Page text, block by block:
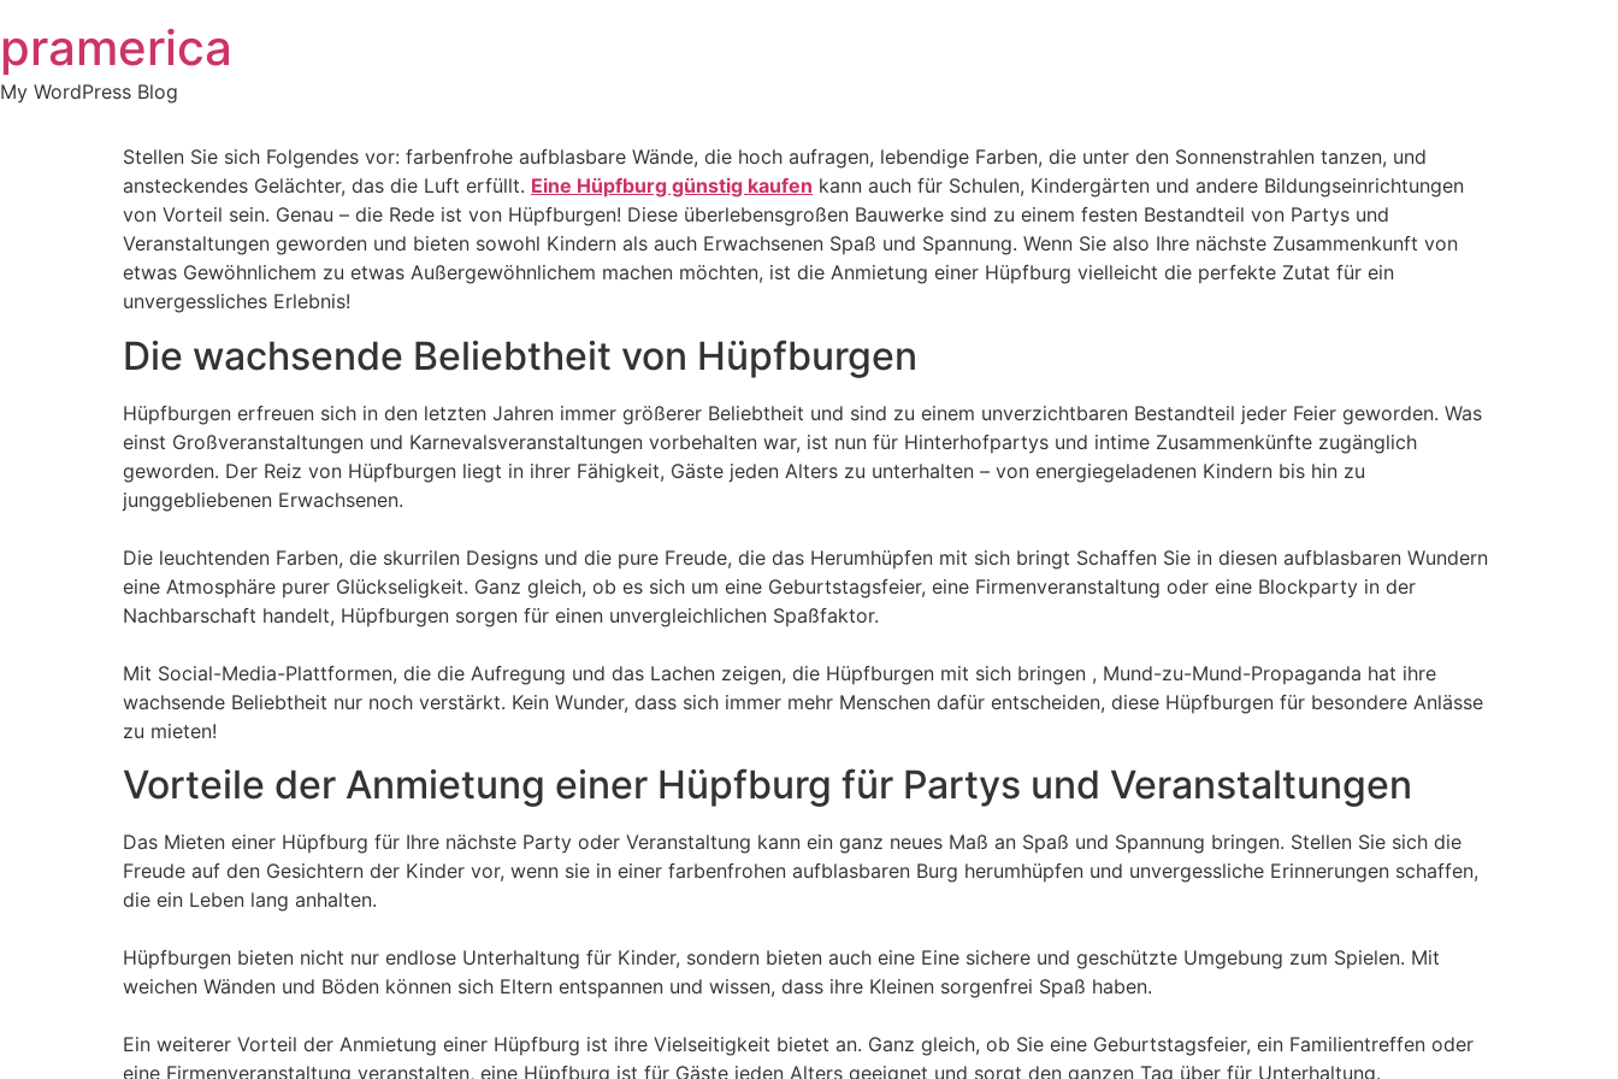
to
content
pramerica
My WordPress Blog
Stellen Sie sich Folgendes vor: farbenfrohe aufblasbare Wände, die hoch aufragen, lebendige Farben, die unter den Sonnenstrahlen tanzen, und
ansteckendes Gelächter, das die Luft erfüllt. Eine Hüpfburg günstig kaufen kann auch für Schulen, Kindergärten und andere Bildungseinrichtungen
von Vorteil sein. Genau – die Rede ist von Hüpfburgen! Diese überlebensgroßen Bauwerke sind zu einem festen Bestandteil von Partys und
Veranstaltungen geworden und bieten sowohl Kindern als auch Erwachsenen Spaß und Spannung. Wenn Sie also Ihre nächste Zusammenkunft von
etwas Gewöhnlichem zu etwas Außergewöhnlichem machen möchten, ist die Anmietung einer Hüpfburg vielleicht die perfekte Zutat für ein
unvergessliches Erlebnis!
Die wachsende Beliebtheit von Hüpfburgen
Hüpfburgen erfreuen sich in den letzten Jahren immer größerer Beliebtheit und sind zu einem unverzichtbaren Bestandteil jeder Feier geworden. Was
einst Großveranstaltungen und Karnevalsveranstaltungen vorbehalten war, ist nun für Hinterhofpartys und intime Zusammenkünfte zugänglich
geworden. Der Reiz von Hüpfburgen liegt in ihrer Fähigkeit, Gäste jeden Alters zu unterhalten – von energiegeladenen Kindern bis hin zu
junggebliebenen Erwachsenen.
Die leuchtenden Farben, die skurrilen Designs und die pure Freude, die das Herumhüpfen mit sich bringt Schaffen Sie in diesen aufblasbaren Wundern
eine Atmosphäre purer Glückseligkeit. Ganz gleich, ob es sich um eine Geburtstagsfeier, eine Firmenveranstaltung oder eine Blockparty in der
Nachbarschaft handelt, Hüpfburgen sorgen für einen unvergleichlichen Spaßfaktor.
Mit Social-Media-Plattformen, die die Aufregung und das Lachen zeigen, die Hüpfburgen mit sich bringen , Mund-zu-Mund-Propaganda hat ihre
wachsende Beliebtheit nur noch verstärkt. Kein Wunder, dass sich immer mehr Menschen dafür entscheiden, diese Hüpfburgen für besondere Anlässe
zu mieten!
Vorteile der Anmietung einer Hüpfburg für Partys und Veranstaltungen
Das Mieten einer Hüpfburg für Ihre nächste Party oder Veranstaltung kann ein ganz neues Maß an Spaß und Spannung bringen. Stellen Sie sich die
Freude auf den Gesichtern der Kinder vor, wenn sie in einer farbenfrohen aufblasbaren Burg herumhüpfen und unvergessliche Erinnerungen schaffen,
die ein Leben lang anhalten.
Hüpfburgen bieten nicht nur endlose Unterhaltung für Kinder, sondern bieten auch eine Eine sichere und geschützte Umgebung zum Spielen. Mit
weichen Wänden und Böden können sich Eltern entspannen und wissen, dass ihre Kleinen sorgenfrei Spaß haben.
Ein weiterer Vorteil der Anmietung einer Hüpfburg ist ihre Vielseitigkeit bietet an. Ganz gleich, ob Sie eine Geburtstagsfeier, ein Familientreffen oder
eine Firmenveranstaltung veranstalten, eine Hüpfburg ist für Gäste jeden Alters geeignet und sorgt den ganzen Tag über für Unterhaltung.